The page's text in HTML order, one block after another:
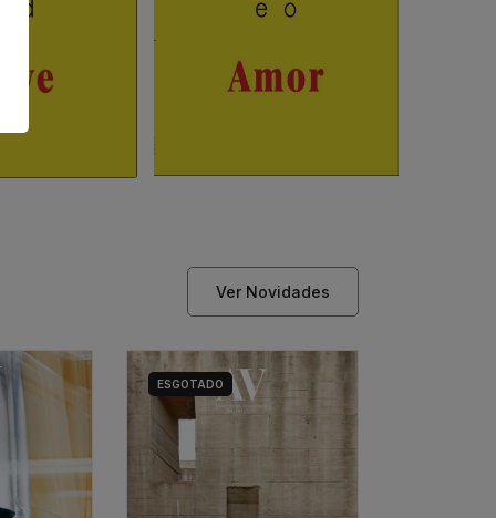
Ver Novidades
ESGOTADO